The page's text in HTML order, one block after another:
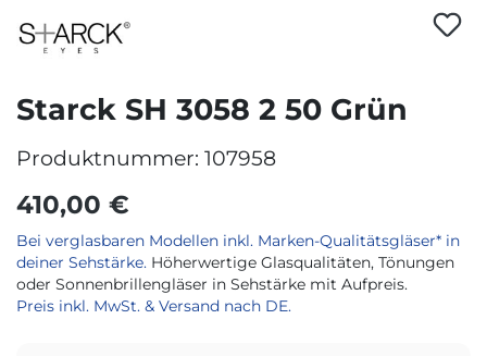
Starck SH 3058 2 50 Grün
Produktnummer: 107958
410,00 €
Bei verglasbaren Modellen inkl. Marken-Qualitätsgläser* in
deiner Sehstärke. Höherwertige Glasqualitäten, Tönungen
oder Sonnenbrillengläser in Sehstärke mit Aufpreis.
Preis inkl. MwSt. & Versand nach DE.